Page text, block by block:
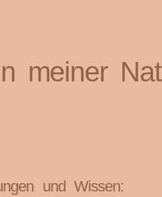
meiner
und Wissen: